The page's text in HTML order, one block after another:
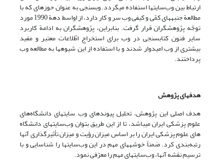
ارتباط بین وب‌سایتها استفاده می­گردد. وب­سنجی به عنوان حوزه­ای که با
مطالعة جنبه­های کمّی و کیفی وب سر و کار دارد، از اواسط دهة 1990 مورد
توجّه پژوهشگران قرار گرفت. بنابراین، پژوهشگران به ادامة کاربرد
سایر فنون کتابسنجی در وب برای استخراج اطّلاعات معتبر و مفید
بیشتری از وب امیدوار شدند و با استفاده از این شیوه­ها به مطالعه وب
پرداختند.
هدفهای پژوهش
هدف اصلی این پژوهش، تحلیل پیوندهای وب سایتهای دانشگاه‌های
علوم پزشکی ایران می­باشد، تا از این طریق بتوان وب‌سایتهای دانشگاه
های علوم پزشکی ایران را بر اساس میزان رؤیت و میزان تأثیرگذاری آنها
رتبه‌بندی کرد. ضمناً خوشه­های مهم در این وب‌سایتها را شناسایی و با
ترسیم نقشه­ آنها، وب‌سایتهای مهم را معرّفی نمود.